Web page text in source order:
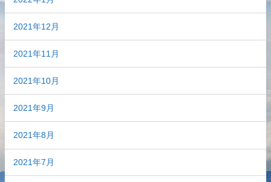
2021年12月
2021年11月
2021年10月
2021年9月
2021年8月
2021年7月